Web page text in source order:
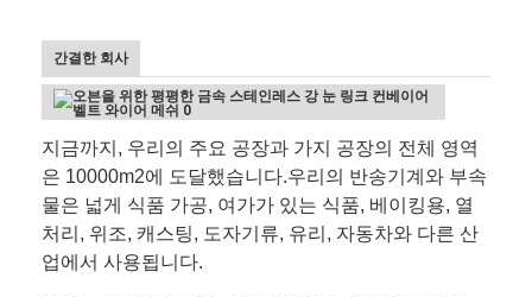
간결한 회사
지금까지, 우리의 주요 공장과 가지 공장의 전체 영역
은 10000m2에 도달했습니다.우리의 반송기계와 부속
물은 넓게 식품 가공, 여가가 있는 식품, 베이킹용, 열
처리, 위조, 캐스팅, 도자기류, 유리, 자동차와 다른 산
업에서 사용됩니다.